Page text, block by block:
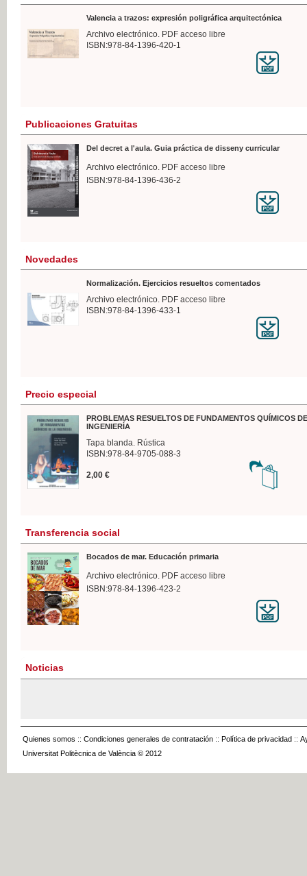
Valencia a trazos: expresión poligráfica arquitectónica
Archivo electrónico. PDF acceso libre
ISBN:978-84-1396-420-1
Publicaciones Gratuitas
Del decret a l'aula. Guia práctica de disseny curricular
Archivo electrónico. PDF acceso libre
ISBN:978-84-1396-436-2
Novedades
Normalización. Ejercicios resueltos comentados
Archivo electrónico. PDF acceso libre
ISBN:978-84-1396-433-1
Precio especial
PROBLEMAS RESUELTOS DE FUNDAMENTOS QUÍMICOS
INGENIERÍA
Tapa blanda. Rústica
ISBN:978-84-9705-088-3
2,00 €
Transferencia social
Bocados de mar. Educación primaria
Archivo electrónico. PDF acceso libre
ISBN:978-84-1396-423-2
Noticias
Quienes somos :: Condiciones generales de contratación :: Política de privacidad ::
Universitat Politècnica de València © 2012